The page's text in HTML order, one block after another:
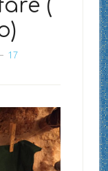
(
17